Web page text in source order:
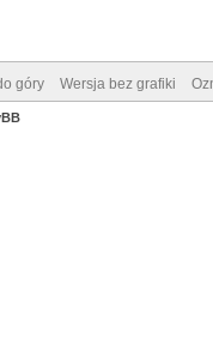
góry Wersja bez grafiki